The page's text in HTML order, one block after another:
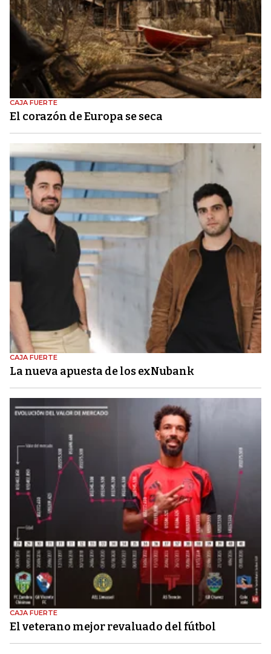
CAJA FUERTE
El corazón de Europa se seca
CAJA FUERTE
La nueva apuesta de los exNubank
CAJA FUERTE
El veterano mejor revaluado del fútbol